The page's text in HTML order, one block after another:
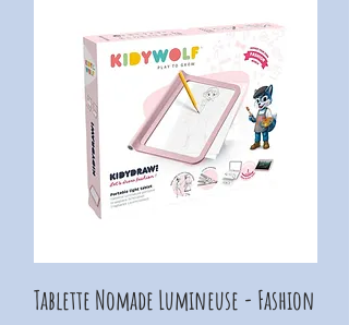
Tablette Nomade Lumineuse - Fashion